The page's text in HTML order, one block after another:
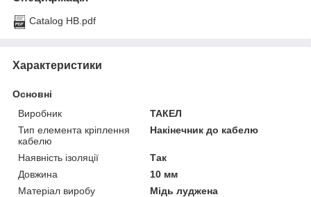
Catalog HB.pdf
Характеристики
Основні
Виробник
ТАКЕЛ
Тип елемента кріплення
кабелю
Накінечник до кабелю
Наявність ізоляції
Так
Довжина
10 мм
Матеріал виробу
Мідь луджена